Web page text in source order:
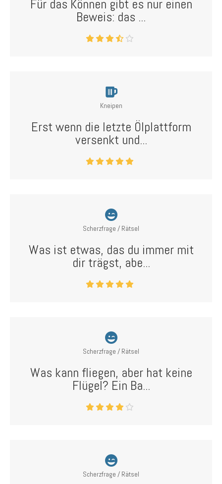
Für das Können gibt es nur einen
Beweis: das ...
Kneipen
Erst wenn die letzte Ölplattform
versenkt und...
Scherzfrage / Rätsel
Was ist etwas, das du immer mit
dir trägst, abe...
Scherzfrage / Rätsel
Was kann fliegen, aber hat keine
Flügel? Ein Ba...
Scherzfrage / Rätsel